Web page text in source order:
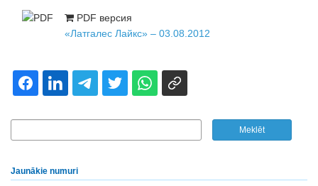
PDF версия
«Латгалес Лайкс» – 03.08.2012
Jaunākie numuri